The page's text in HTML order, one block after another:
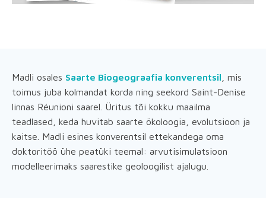
Madli osales Saarte Biogeograafia konverentsil , mis
toimus juba kolmandat korda ning seekord Saint-Denise
linnas Réunioni saarel. Üritus tõi kokku maailma
teadlased, keda huvitab saarte ökoloogia, evolutsioon ja
kaitse. Madli esines konverentsil ettekandega oma
doktoritöö ühe peatüki teemal: arvutisimulatsioon
modelleerimaks saarestike geoloogilist ajalugu.